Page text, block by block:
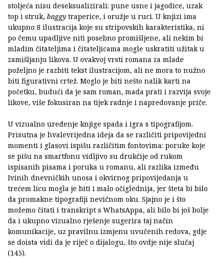
stoljeća nisu deseksualizirali: pune usne i jagodice, uzak
top i struk, baggy traperice, i oružje u ruci. U knjizi ima
ukupno 8 ilustracija koje su stripovskih karakteristika, ni
po čemu upadljive niti posebno promišljene, ali nekim bi
mladim čitateljima i čitateljicama mogle uskratiti užitak u
zamišljanju likova. U ovakvoj vrsti romana za mlade
poželjno je razbiti tekst ilustracijom, ali ne mora to nužno
biti figurativni crtež. Moglo je biti nešto nalik karti na
početku, budući da je sam roman, mada prati i razvija svoje
likove, više fokusiran na tijek radnje i napredovanje priče.
U vizualno uređenje knjige spada i igra s tipografijom.
Prisutna je hvalevrijedna ideja da se različiti pripovijedni
momenti i glasovi ispišu različitim fontovima: poruke koje
se pišu na smartfonu vidljivo su drukčije od rukom
ispisanih pisama i poruka u romanu, ali razlika između
Ivinih dnevničkih unosa i okvirnog pripovijedanja u
trećem licu mogla je biti i malo očiglednija, jer šteta bi bilo
da promakne tipografiji nevičnom oku. Sjajno je i što
možemo čitati i transkript s WhatsAppa, ali bilo bi još bolje
da i ukupno vizualno rješenje sugerira taj način
komunikacije, uz pravilnu izmjenu uvučenih redova, gdje
se doista vidi da je riječ o dijalogu, što ovdje nije slučaj
(145).